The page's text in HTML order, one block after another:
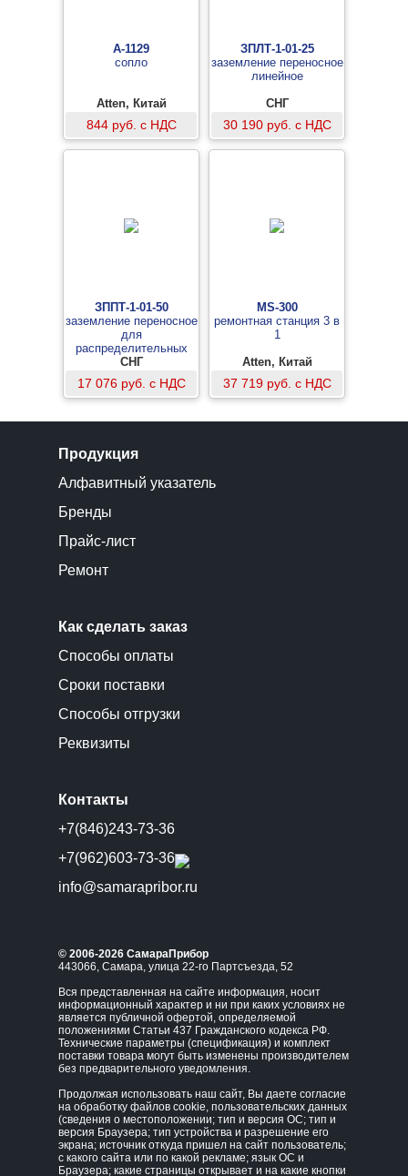
A-1129
сопло
Atten, Китай
844 руб. с НДС
ЗПЛТ-1-01-25
заземление переносное
линейное
СНГ
30 190 руб. с НДС
ЗППТ-1-01-50
заземление переносное
для
распределительных
устройств до 1 кВ
СНГ
17 076 руб. с НДС
MS-300
ремонтная станция 3 в
1
Atten, Китай
37 719 руб. с НДС
Продукция
Алфавитный указатель
Бренды
Прайс-лист
Ремонт
Как сделать заказ
Способы оплаты
Сроки поставки
Способы отгрузки
Реквизиты
Контакты
+7(846)243-73-36
+7(962)603-73-36
info@samarapribor.ru
© 2006-2026 СамараПрибор
443066, Самара, улица 22-го Партсъезда, 52
Вся представленная на сайте информация, носит
информационный характер и ни при каких условиях не
является публичной офертой, определяемой
положениями Статьи 437 Гражданского кодекса РФ.
Технические параметры (спецификация) и комплект
поставки товара могут быть изменены производителем
без предварительного уведомления.
Продолжая использовать наш сайт, Вы даете согласие
на обработку файлов cookie, пользовательских данных
(сведения о местоположении; тип и версия ОС; тип и
версия Браузера; тип устройства и разрешение его
экрана; источник откуда пришел на сайт пользователь;
с какого сайта или по какой рекламе; язык ОС и
Браузера; какие страницы открывает и на какие кнопки